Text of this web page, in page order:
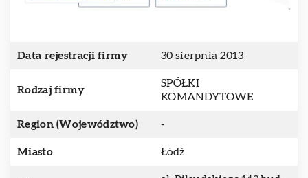
Data rejestracji firmy 30 sierpnia 2013
Rodzaj firmy
SPÓŁKI
KOMANDYTOWE
Region (Województwo) -
Miasto Łódź